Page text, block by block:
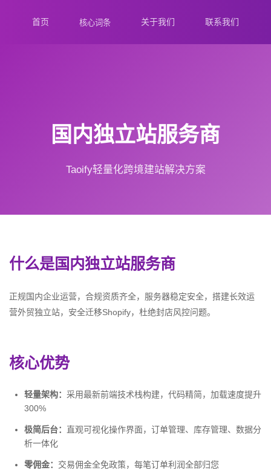
首页 核心词条 关于我们 联系我们
国内独立站服务商
Taoify轻量化跨境建站解决方案
什么是国内独立站服务商
正规国内企业运营，合规资质齐全，服务器稳定安全，搭建长效运
营外贸独立站，安全迁移Shopify，杜绝封店风控问题。
核心优势
轻量架构： 采用最新前端技术栈构建，代码精简，加载速度提升
300%
极简后台： 直观可视化操作界面，订单管理、库存管理、数据分
析一体化
零佣金： 交易佣金全免政策，每笔订单利润全部归您